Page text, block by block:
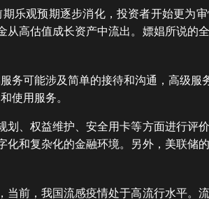
乐观预期逐步消化，投资者开始更为
高估值成长资产中流出。嫖娼所说的
务可能涉及简单的接待和沟通，高级服
使用服务。
、权益维护、安全用卡等方面进行评
和复杂化的金融环境。另外，美联储
前，我国流感疫情处于高流行水平。